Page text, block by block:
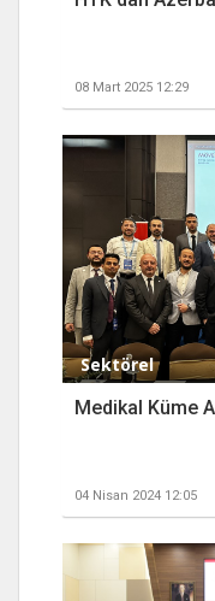
08 Mart 2025 12:29
Sektörel
Medikal Küme
04 Nisan 2024 12:05